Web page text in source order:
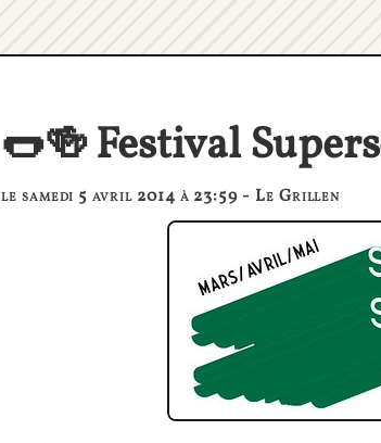
🌭🍻 Festival
le samedi 5 avril 2014 à 23:59 - Le Grillen